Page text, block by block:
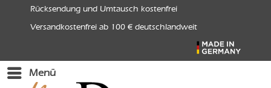
Rücksendung und Umtausch kostenfrei
Versandkostenfrei ab 100 € deutschlandweit
Menü